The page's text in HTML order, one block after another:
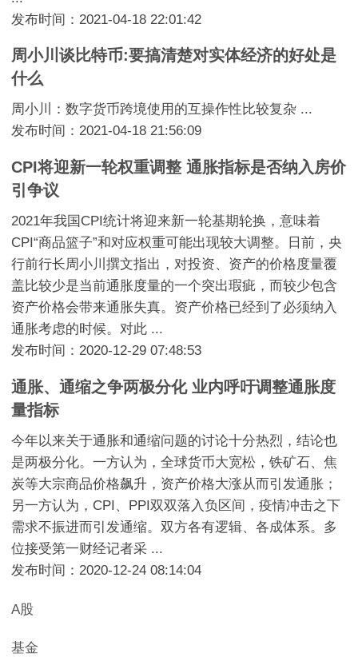
发布时间：2021-04-18 22:01:42
周小川谈比特币:要搞清楚对实体经济的好处是
什么
周小川：数字货币跨境使用的互操作性比较复杂 ...
发布时间：2021-04-18 21:56:09
CPI将迎新一轮权重调整 通胀指标是否纳入房价
引争议
2021年我国CPI统计将迎来新一轮基期轮换，意味着
CPI“商品篮子”和对应权重可能出现较大调整。日前，央
行前行长周小川撰文指出，对投资、资产的价格度量覆
盖比较少是当前通胀度量的一个突出瑕疵，而较少包含
资产价格会带来通胀失真。资产价格已经到了必须纳入
通胀考虑的时候。对此 ...
发布时间：2020-12-29 07:48:53
通胀、通缩之争两极分化 业内呼吁调整通胀度
量指标
今年以来关于通胀和通缩问题的讨论十分热烈，结论也
是两极分化。一方认为，全球货币大宽松，铁矿石、焦
炭等大宗商品价格飙升，资产价格大涨从而引发通胀；
另一方认为，CPI、PPI双双落入负区间，疫情冲击之下
需求不振进而引发通缩。双方各有逻辑、各成体系。多
位接受第一财经记者采 ...
发布时间：2020-12-24 08:14:04
A股
基金